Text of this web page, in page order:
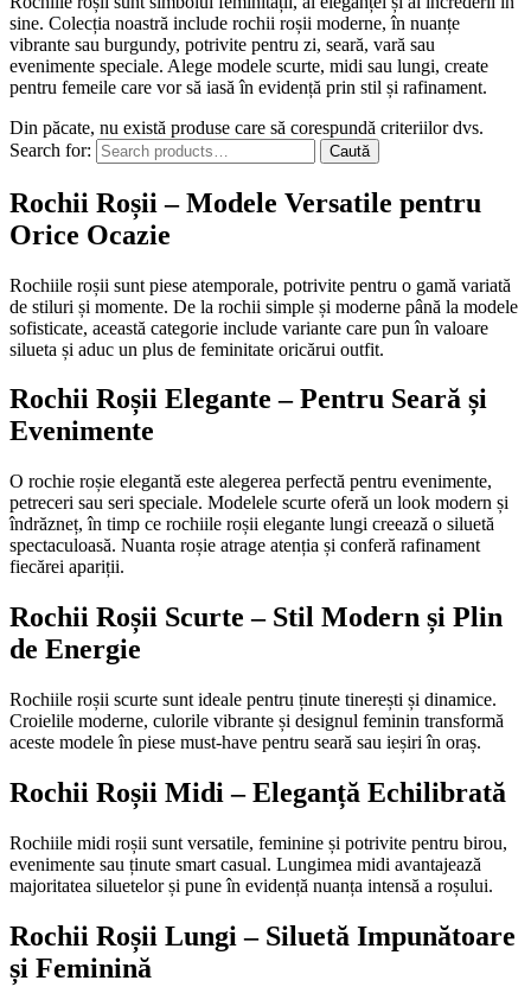
sine. Colecția noastră include rochii roșii moderne, în nuanțe
vibrante sau burgundy, potrivite pentru zi, seară, vară sau
evenimente speciale. Alege modele scurte, midi sau lungi, create
pentru femeile care vor să iasă în evidență prin stil și rafinament.
Din păcate, nu există produse care să corespundă criteriilor dvs.
Search for:
Caută
Rochii Roșii – Modele Versatile pentru
Orice Ocazie
Rochiile roșii sunt piese atemporale, potrivite pentru o gamă variată
de stiluri și momente. De la rochii simple și moderne până la modele
sofisticate, această categorie include variante care pun în valoare
silueta și aduc un plus de feminitate oricărui outfit.
Rochii Roșii Elegante – Pentru Seară și
Evenimente
O rochie roșie elegantă este alegerea perfectă pentru evenimente,
petreceri sau seri speciale. Modelele scurte oferă un look modern și
îndrăzneț, în timp ce rochiile roșii elegante lungi creează o siluetă
spectaculoasă. Nuanta roșie atrage atenția și conferă rafinament
fiecărei apariții.
Rochii Roșii Scurte – Stil Modern și Plin
de Energie
Rochiile roșii scurte sunt ideale pentru ținute tinerești și dinamice.
Croielile moderne, culorile vibrante și designul feminin transformă
aceste modele în piese must-have pentru seară sau ieșiri în oraș.
Rochii Roșii Midi – Eleganță Echilibrată
Rochiile midi roșii sunt versatile, feminine și potrivite pentru birou,
evenimente sau ținute smart casual. Lungimea midi avantajează
majoritatea siluetelor și pune în evidență nuanța intensă a roșului.
Rochii Roșii Lungi – Siluetă Impunătoare
și Feminină